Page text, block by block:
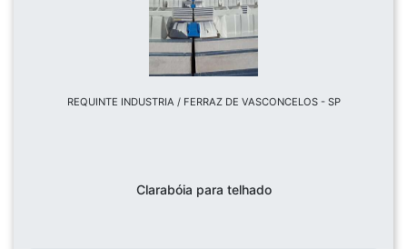
REQUINTE INDUSTRIA / FERRAZ DE VASCONCELOS - SP
Clarabóia para telhado